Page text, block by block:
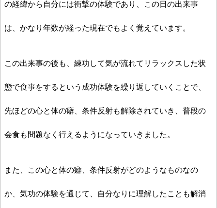
の経緯から自分には衝撃の体験であり、この日の出来事
は、かなり年数が経った現在でもよく覚えています。
この出来事の後も、練功して気が流れてリラックスした状
態で食事をするという成功体験を繰り返していくことで、
先ほどの心と体の癖、条件反射も解除されていき、普段の
会食も問題なく行えるようになっていきました。
また、この心と体の癖、条件反射がどのようなものなの
か、 気功の体験を通じて、 自分なりに理解したことも解消